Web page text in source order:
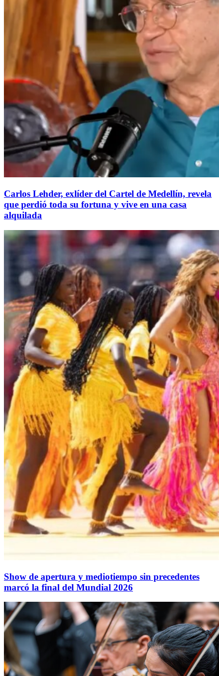
Carlos Lehder, exlíder del Cartel de Medellín, revela
que perdió toda su fortuna y vive en una casa
alquilada
Show de apertura y mediotiempo sin precedentes
marcó la final del Mundial 2026